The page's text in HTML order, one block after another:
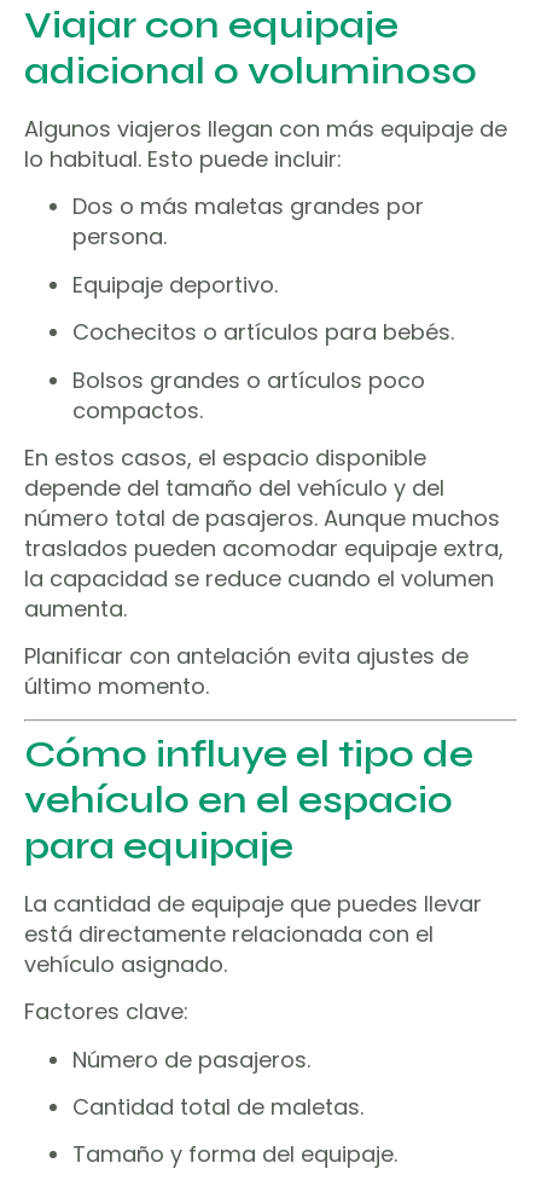
Viajar con equipaje
adicional o voluminoso
Algunos viajeros llegan con más equipaje de
lo habitual. Esto puede incluir:
Dos o más maletas grandes por
persona.
Equipaje deportivo.
Cochecitos o artículos para bebés.
Bolsos grandes o artículos poco
compactos.
En estos casos, el espacio disponible
depende del tamaño del vehículo y del
número total de pasajeros. Aunque muchos
traslados pueden acomodar equipaje extra,
la capacidad se reduce cuando el volumen
aumenta.
Planificar con antelación evita ajustes de
último momento.
Cómo influye el tipo de
vehículo en el espacio
para equipaje
La cantidad de equipaje que puedes llevar
está directamente relacionada con el
vehículo asignado.
Factores clave:
Número de pasajeros.
Cantidad total de maletas.
Tamaño y forma del equipaje.